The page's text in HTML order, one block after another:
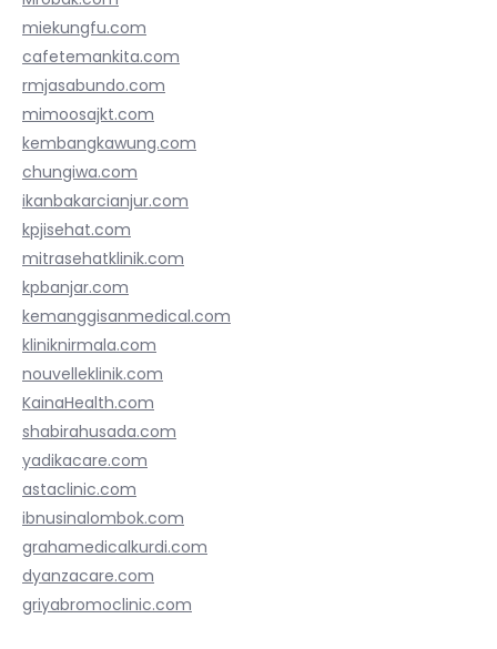
miekungfu.com
cafetemankita.com
rmjasabundo.com
mimoosajkt.com
kembangkawung.com
chungiwa.com
ikanbakarcianjur.com
kpjisehat.com
mitrasehatklinik.com
kpbanjar.com
kemanggisanmedical.com
kliniknirmala.com
nouvelleklinik.com
KainaHealth.com
shabirahusada.com
yadikacare.com
astaclinic.com
ibnusinalombok.com
grahamedicalkurdi.com
dyanzacare.com
griyabromoclinic.com